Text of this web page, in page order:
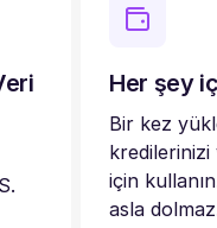
Her şey
Bir kez
için
asla